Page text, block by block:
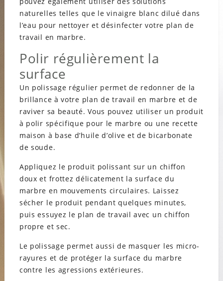
naturelles telles que le vinaigre blanc dilué dans
l’eau pour nettoyer et désinfecter votre plan de
travail en marbre.
Polir régulièrement la
surface
Un polissage régulier permet de redonner de la
brillance à votre plan de travail en marbre et de
raviver sa beauté. Vous pouvez utiliser un produit
à polir spécifique pour le marbre ou une recette
maison à base d’huile d’olive et de bicarbonate
de soude.
Appliquez le produit polissant sur un chiffon
doux et frottez délicatement la surface du
marbre en mouvements circulaires. Laissez
sécher le produit pendant quelques minutes,
puis essuyez le plan de travail avec un chiffon
propre et sec.
Le polissage permet aussi de masquer les micro-
rayures et de protéger la surface du marbre
contre les agressions extérieures.